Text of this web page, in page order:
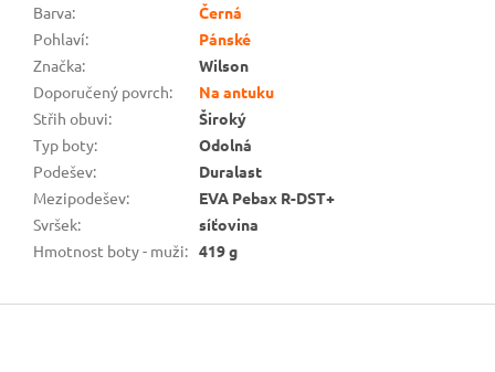
Barva:
Černá
Pohlaví:
Pánské
Značka:
Wilson
Doporučený povrch:
Na antuku
Střih obuvi:
Široký
Typ boty:
Odolná
Podešev:
Duralast
Mezipodešev:
EVA Pebax R-DST+
Svršek:
síťovina
Hmotnost boty - muži: 419 g
Z